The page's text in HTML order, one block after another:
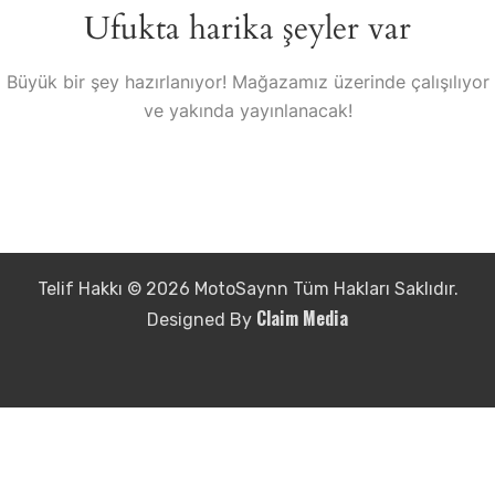
Ufukta harika şeyler var
Büyük bir şey hazırlanıyor! Mağazamız üzerinde çalışılıyor
ve yakında yayınlanacak!
Telif Hakkı © 2026 MotoSaynn Tüm Hakları Saklıdır.
Designed By Claim Media